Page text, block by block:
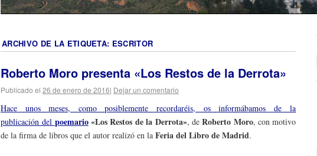
ARCHIVO DE LA ETIQUETA: ESCRITOR
Roberto Moro presenta «Los Restos de la Derrota»
Publicado el 26 de enero de 2016| Dejar un comentario
Hace unos meses, como posiblemente recordaréis, os informábamos de la
publicación del poemario «Los Restos de la Derrota», deRoberto Moro, con motivo
de la firma de libros que el autor realizó en la Feria del Libro de Madrid.